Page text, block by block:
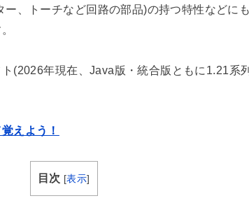
、トーチなど回路の部品)の持つ特性などに
(2026年現在、Java版・統合版ともに1.21系
えよう！
目次 [表示]